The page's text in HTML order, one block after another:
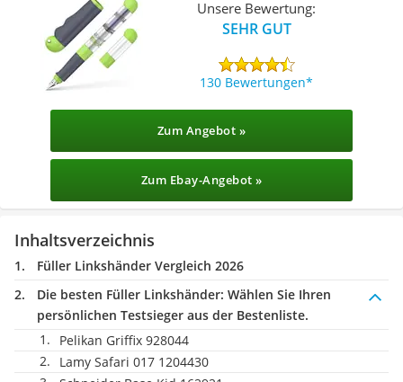
Unsere Bewertung:
SEHR GUT
130 Bewertungen
Zum Angebot »
Zum Ebay-Angebot »
Inhaltsverzeichnis
Füller Linkshänder Vergleich 2026
Die besten Füller Linkshänder: Wählen Sie Ihren
persönlichen Testsieger aus der Bestenliste.
Pelikan Griffix 928044
Lamy Safari 017 1204430